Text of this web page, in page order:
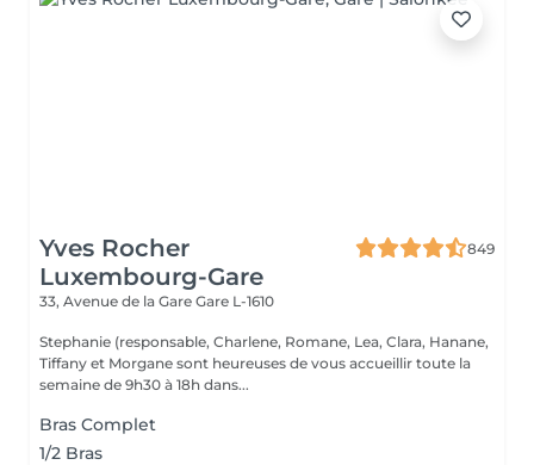
Yves Rocher
Luxembourg-Gare
849
33, Avenue de la Gare Gare L-1610
Stephanie (responsable, Charlene, Romane, Lea, Clara, Hanane,
Tiffany et Morgane sont heureuses de vous accueillir toute la
semaine de 9h30 à 18h dans...
Bras Complet
1/2 Bras